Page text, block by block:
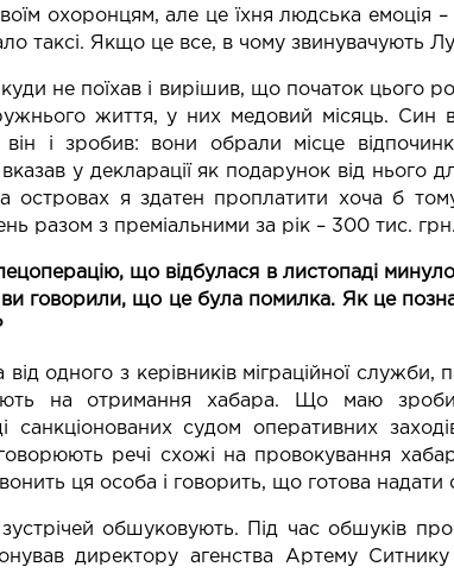
охоронцям, але це їхня людська емоція
таксі. Якщо це все, в чому звинувачують
не поїхав і вирішив, що початок цього
життя, у них медовий місяць. Син
і зробив: вони обрали місце
у декларації як подарунок від нього
островах я здатен проплатити хоча б
разом з преміальними за рік – 300 тис. грн.
що відбулася в листопаді
говорили, що це була помилка. Як це
одного з керівників міграційної служби,
на отримання хабара. Що маю
санкціонованих судом оперативних
речі схожі на провокування
ця особа і говорить, що готова
обшуковують. Під час обшуків
директору агенства Артему Ситнику